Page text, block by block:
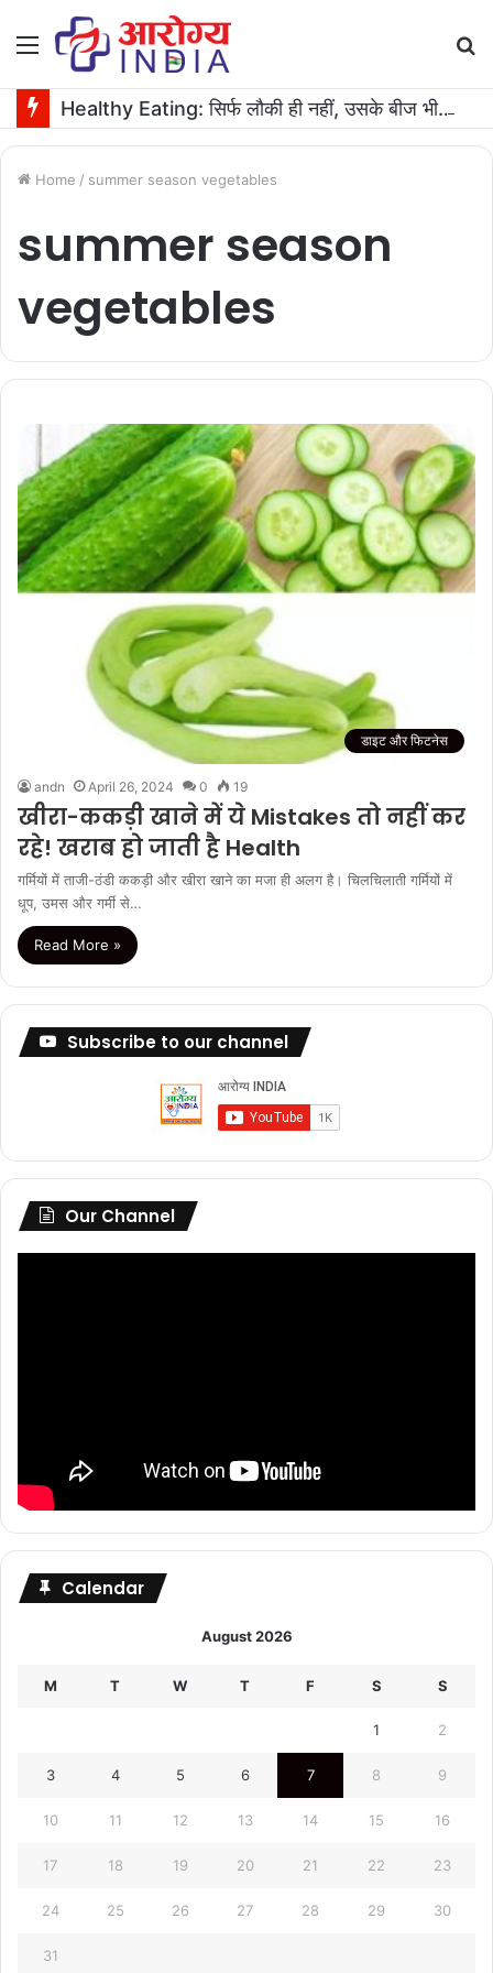
Menu
Healthy Eating: सिर्फ लौकी ही नहीं, उसके बीज भी हैं काम के! फायदे मिलेंगे कमाल के!
Home / summer season vegetables
summer season
vegetables
डाइट और फिटनेस
andn April 26, 2024 0 19
खीरा-ककड़ी खाने में ये Mistakes तो नहीं कर
रहे! खराब हो जाती है Health
गर्मियों में ताजी-ठंडी ककड़ी और खीरा खाने का मजा ही अलग है। चिलचिलाती गर्मियों में
धूप, उमस और गर्मी से…
Read More »
Subscribe to our channel
Our Channel
Calendar
August 2026
M T W T F S S
1 2
3 4 5 6 7 8 9
10 11 12 13 14 15 16
17 18 19 20 21 22 23
24 25 26 27 28 29 30
31